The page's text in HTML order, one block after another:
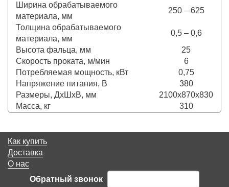
Ширина обрабатываемого
материала, мм
250 – 625
Толщина обрабатываемого
материала, мм
0,5 – 0,6
Высота фальца, мм
25
Скорость проката, м/мин
6
Потребляемая мощность, кВт
0,75
Напряжение питания, В
380
Размеры, ДхШхВ, мм
2100х870х830
Масса, кг
310
Как купить
Доставка
О нас
Обратный звонок